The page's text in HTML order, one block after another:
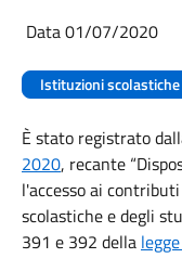
Data 01/07/2020
Istituzioni scolastiche
È stato registrato
2020, recante
l'accesso ai
scolastiche e degli
391 e 392 della